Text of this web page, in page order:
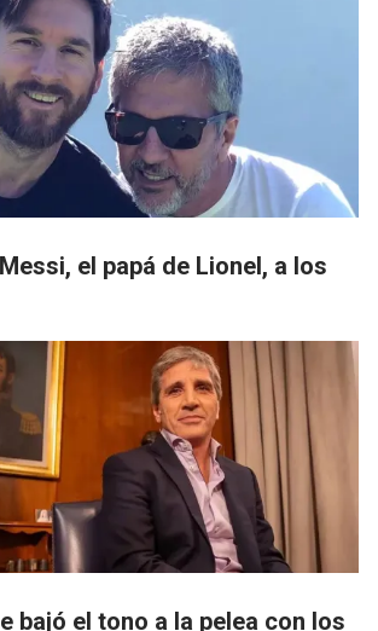
el papá de Lionel, a los
bajó el tono a la pelea con los